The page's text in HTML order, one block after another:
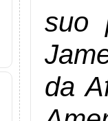
suo
da